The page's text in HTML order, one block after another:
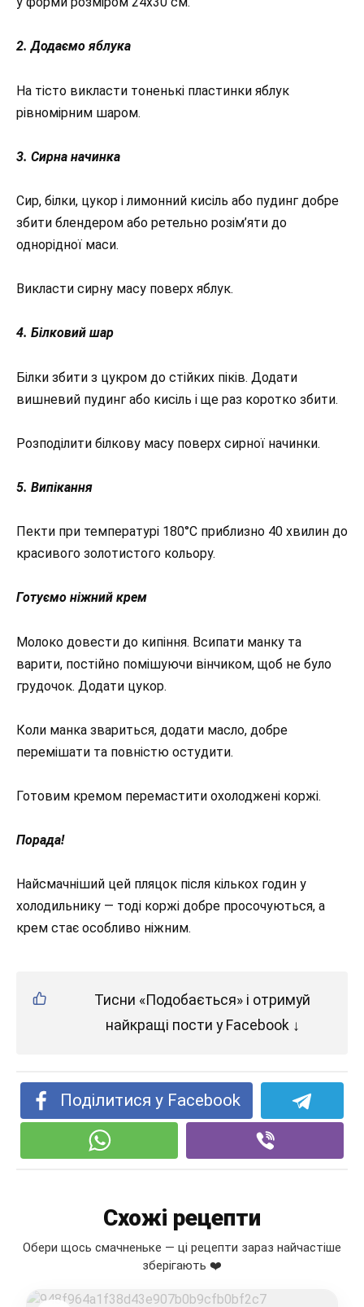
2. Додаємо яблука
На тісто викласти тоненькі пластинки яблук
рівномірним шаром.
3. Сирна начинка
Сир, білки, цукор і лимонний кисіль або пудинг добре
збити блендером або ретельно розім’яти до
однорідної маси.
Викласти сирну масу поверх яблук.
4. Білковий шар
Білки збити з цукром до стійких піків. Додати
вишневий пудинг або кисіль і ще раз коротко збити.
Розподілити білкову масу поверх сирної начинки.
5. Випікання
Пекти при температурі 180°C приблизно 40 хвилин до
красивого золотистого кольору.
Готуємо ніжний крем
Молоко довести до кипіння. Всипати манку та
варити, постійно помішуючи вінчиком, щоб не було
грудочок. Додати цукор.
Коли манка звариться, додати масло, добре
перемішати та повністю остудити.
Готовим кремом перемастити охолоджені коржі.
Порада!
Найсмачніший цей пляцок після кількох годин у
холодильнику — тоді коржі добре просочуються, а
крем стає особливо ніжним.
Тисни «Подобається» і отримуй
найкращі пости у Facebook ↓
Поділитися у Facebook
Схожі рецепти
Обери щось смачненьке — ці рецепти зараз найчастіше
зберігають ❤️